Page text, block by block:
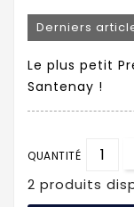
Derniers
Le plus petit
Santenay !
QUANTITÉ
2 produits